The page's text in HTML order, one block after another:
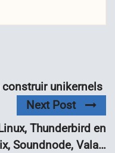
construir unikernels
Next Post
Thunderbird en
Soundnode, Vala…